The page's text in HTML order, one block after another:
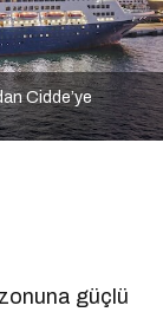
Cidde’ye
güçlü